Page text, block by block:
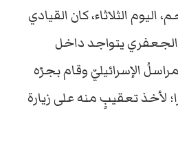
الثلاثاء، كان القيادي
يتواجد داخل
الإسرائيليّ وقام بجرّه
لأخذ تعقيبٍ منه على زيارة